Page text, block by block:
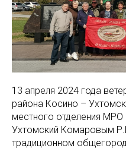
13 апреля 2024 года
района Косино –
местного отделения
Ухтомский Комаровым
традиционном